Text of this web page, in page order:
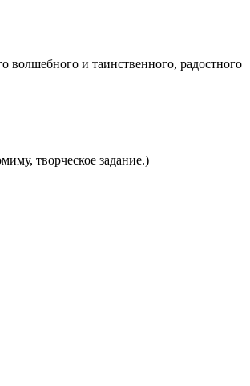
волшебного и таинственного, радостного
творческое задание.)